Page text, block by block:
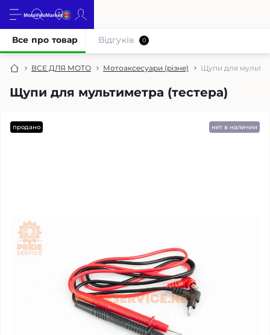
ВСЕ ДЛЯ МОТО Мотоаксесуари (різне) Щупи для
Щупи для мультиметра (тестера)
Все про товар Відгуків 0
продано нет в наличии